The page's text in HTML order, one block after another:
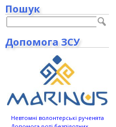
Пошук
Допомога ЗСУ
Невтомні волонтерські рученята